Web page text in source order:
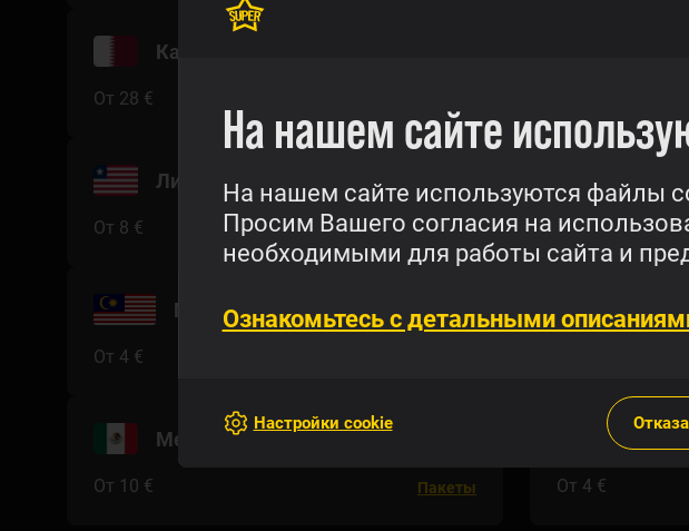
На нашем сайте
На нашем сайте используются файлы
Просим Вашего согласия на
необходимыми для работы сайта и
Ознакомьтесь с детальными
Настройки cookie
Катар
От 28 €
Либерия
От 8 € Пакеты От 5 €
Малайзия
От 4 €
Мали
Мексика
От 10 € Пакеты
Новая
От 4 €